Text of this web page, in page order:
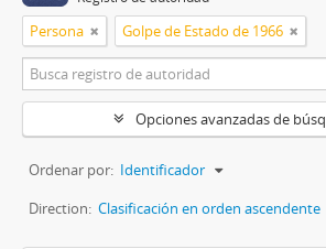
Persona Golpe de Estado de 1966
Opciones avanzadas de
Ordenar por: Identificador
Direction: Clasificación en orden ascendente